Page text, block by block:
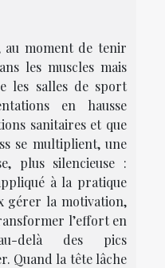
moment de tenir
les muscles mais
les salles de sport
en hausse
sanitaires et que
se multiplient, une
plus silencieuse :
à la pratique
gérer la motivation,
l’effort en
delà des pics
Quand la tête lâche